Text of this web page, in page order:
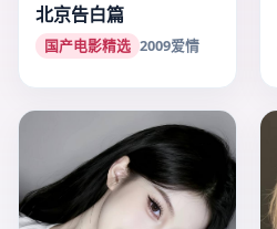
北京告白篇
国产电影精选 2009爱情